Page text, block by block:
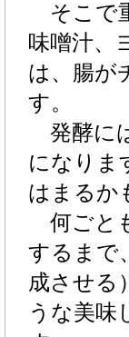
そこで
味噌汁、
は、腸が
す。
発酵に
になりま
はまるか
何ごと
するまで
成させる
うな美味